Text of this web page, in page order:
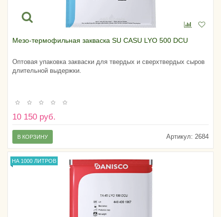
Мезо-термофильная закваска SU CASU LYO 500 DCU
Оптовая упаковка закваски для твердых и сверхтвердых сыров
длительной выдержки.
10 150 руб.
Артикул: 2684
В КОРЗИНУ
НА 1000 ЛИТРОВ